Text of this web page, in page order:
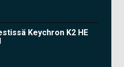
Keychron K2 HE